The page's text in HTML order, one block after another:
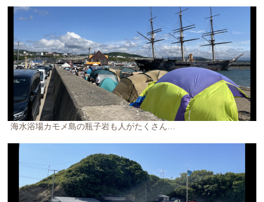
海水浴場カモメ島の瓶子岩も人がたくさん…